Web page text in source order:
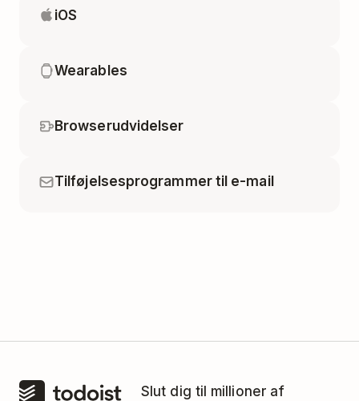
iOS
Wearables
Browserudvidelser
Tilføjelsesprogrammer til e-mail
Slut dig til millioner af